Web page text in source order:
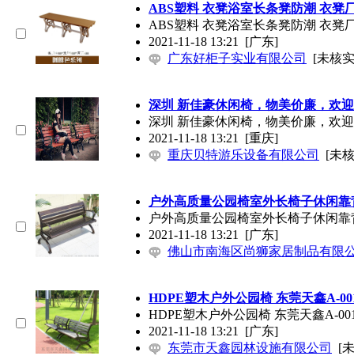
ABS塑料 衣凳浴室长条凳防潮 衣凳
ABS塑料 衣凳浴室长条凳防潮 衣凳
2021-11-18 13:21 [广东]
广东好柜子实业有限公司
[未核
深圳 新佳豪休闲椅，物美价廉，欢
深圳 新佳豪休闲椅，物美价廉，欢
2021-11-18 13:21 [重庆]
重庆贝特游乐设备有限公司
[未
户外高质量公园椅室外长椅子休闲
户外高质量公园椅室外长椅子休闲
2021-11-18 13:21 [广东]
佛山市南海区尚狮家居制品有限
HDPE塑木户外公园椅 东莞天鑫A-
HDPE塑木户外公园椅 东莞天鑫A-
2021-11-18 13:21 [广东]
东莞市天鑫园林设施有限公司
[